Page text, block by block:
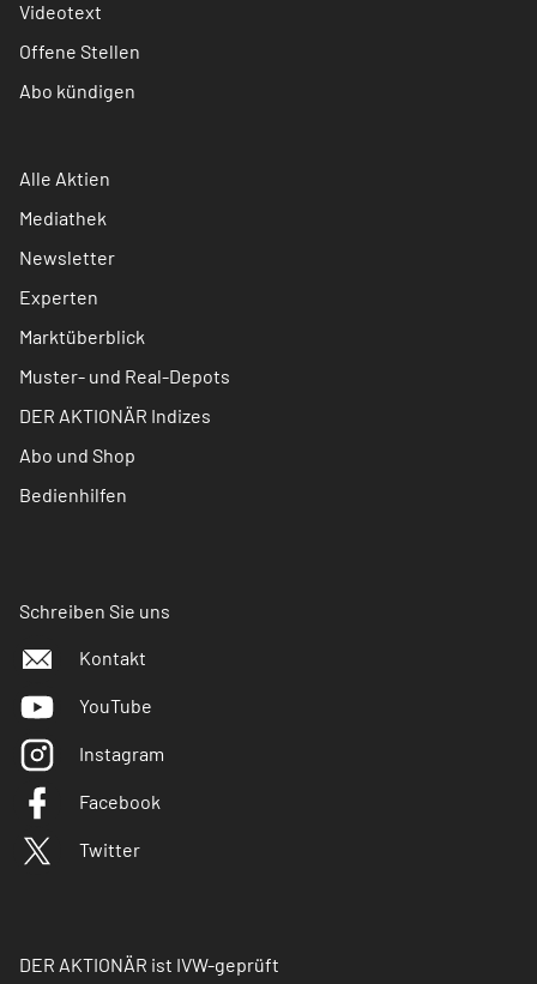
Videotext
Offene Stellen
Abo kündigen
Alle Aktien
Mediathek
Newsletter
Experten
Marktüberblick
Muster- und Real-Depots
DER AKTIONÄR Indizes
Abo und Shop
Bedienhilfen
Schreiben Sie uns
Kontakt
YouTube
Instagram
Facebook
Twitter
DER AKTIONÄR ist IVW-geprüft